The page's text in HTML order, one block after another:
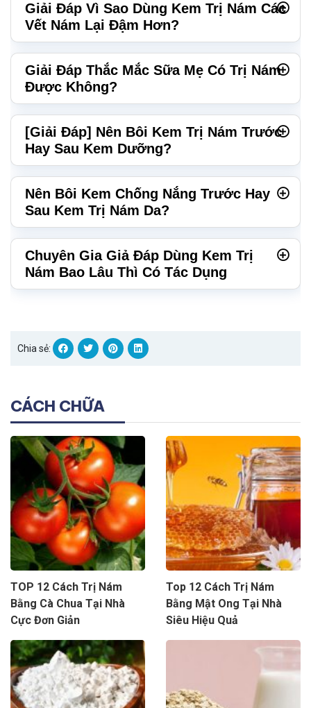
Giải Đáp Vì Sao Dùng Kem Trị Nám Các
Vết Nám Lại Đậm Hơn?
Giải Đáp Thắc Mắc Sữa Mẹ Có Trị Nám
Được Không?
[Giải Đáp] Nên Bôi Kem Trị Nám Trước
Hay Sau Kem Dưỡng?
Nên Bôi Kem Chống Nắng Trước Hay
Sau Kem Trị Nám Da?
Chuyên Gia Giả Đáp Dùng Kem Trị
Nám Bao Lâu Thì Có Tác Dụng
Chia sẻ:
CÁCH CHỮA
TOP 12 Cách Trị Nám
Bằng Cà Chua Tại Nhà
Cực Đơn Giản
Top 12 Cách Trị Nám
Bằng Mật Ong Tại Nhà
Siêu Hiệu Quả